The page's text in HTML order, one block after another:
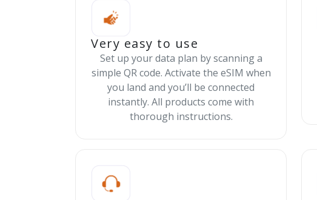
Very easy to use
Set up your data plan by scanning a
simple QR code. Activate the eSIM when
you land and you’ll be connected
instantly. All products come with
thorough instructions.